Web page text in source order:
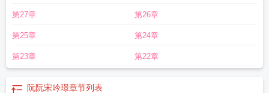
第27章 第26章
第25章 第24章
第23章 第22章
阮阮宋吟璟章节列表